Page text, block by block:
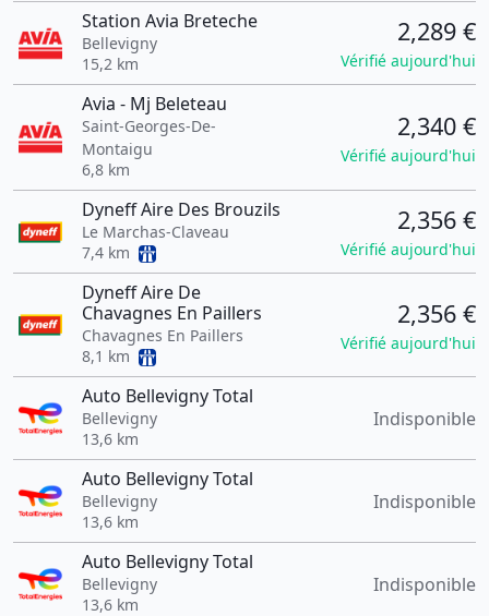
Station Avia Breteche
Bellevigny
15,2 km
2,289 €
Vérifié aujourd'hui
Avia - Mj Beleteau
Saint-Georges-De-
Montaigu
6,8 km
2,340 €
Vérifié aujourd'hui
Dyneff Aire Des Brouzils
Le Marchas-Claveau
7,4 km
2,356 €
Vérifié aujourd'hui
Dyneff Aire De
Chavagnes En Paillers
Chavagnes En Paillers
8,1 km
2,356 €
Vérifié aujourd'hui
Auto Bellevigny Total
Bellevigny
13,6 km
Indisponible
Auto Bellevigny Total
Bellevigny
13,6 km
Indisponible
Auto Bellevigny Total
Bellevigny
13,6 km
Indisponible